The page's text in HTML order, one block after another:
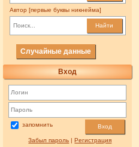
Автор [первые буквы никнейма]
Найти
Случайные данные
Вход
запомнить Вход
Забыл пароль |Регистрация